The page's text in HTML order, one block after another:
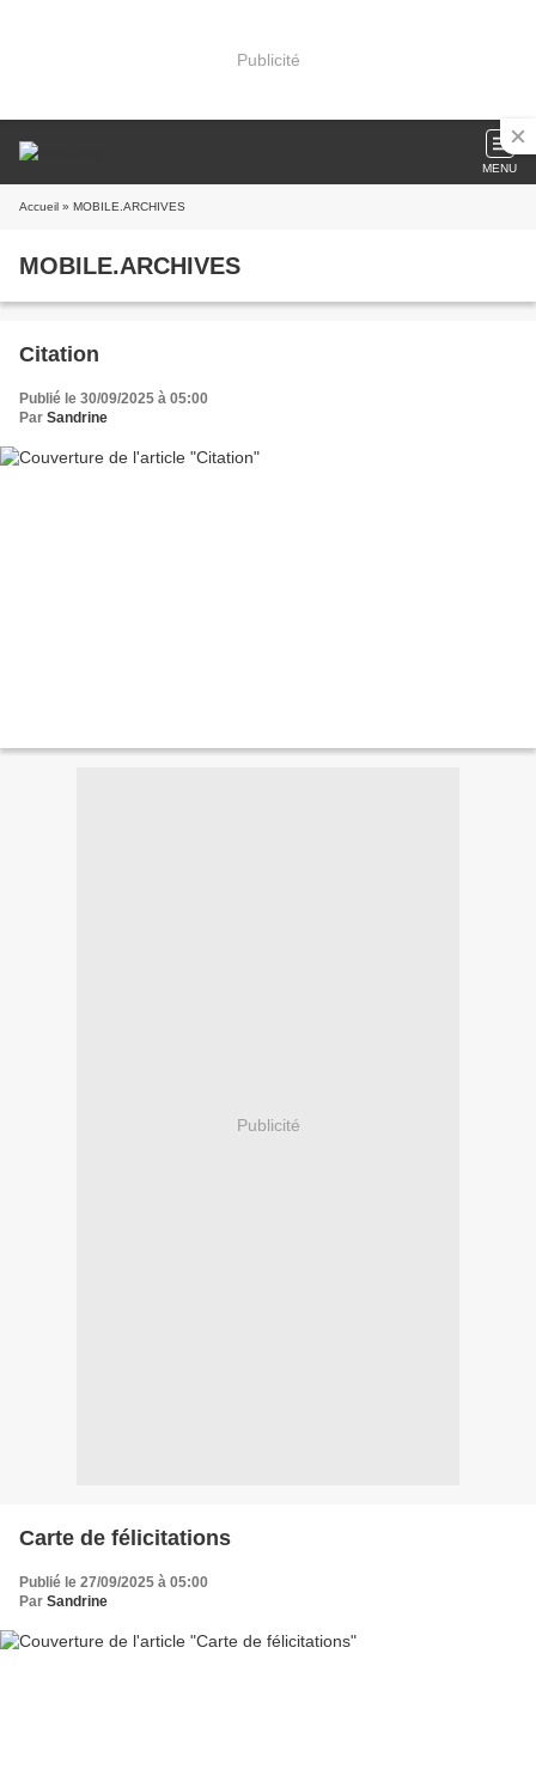
Publicité
MENU
Accueil » MOBILE.ARCHIVES
MOBILE.ARCHIVES
Citation
Publié le 30/09/2025 à 05:00
Par Sandrine
Publicité
Carte de félicitations
Publié le 27/09/2025 à 05:00
Par Sandrine